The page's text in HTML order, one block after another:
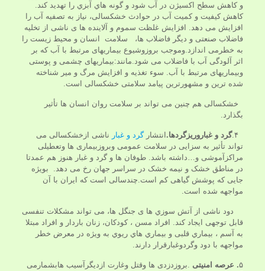
و کاهش سطح اکسیژن در آب شود و گونه هاي آبزي را تهدید کند.
کاهش کیفیت و کمیت آب در حوادث خشکسالی، نیاز به تصفیه آب را
افزایش می دهد. افزایش غلظت سموم و آلاینده ها ی ناشی از تخلیه
فاضلاب صنعتی و دیگر فاضلاب ها، سلامت انسان و محیط زیست را
به خطرمی اندازد.وموجب بروزوشیوع بیماریهای مرتبط با آب که بر
اثر آلودگی آب با فاضلاب می شود.مانند:بیماریهای چشمی و پوستی
وبیماریهای مرتبط با آب. سوء تغذیه و افزایش مرگ و میر شناخته
شده ترین و مشهورترین پیامد سلامتی خشکسالی است.
خشکسالی هم چنین می تواند بر سلامت روان انسان ها تأثیر
بگذارد.
گرد و غباروریزگردها. انتشارگرد و غبار ناشی ازخشکسالی می
تواند تأثیر به سزایی در سلامت عمومی وبروزبیماری ها وتعطیلی
مراکزآموشی و…داشته باشد. طوفان ها و گرد و غبار هنوز هم عمدتا
در مناطق خشک و نیمه خشک در سراسر جهان رخ می دهد. بویژه
جایی که پوشش گیاهی کم است.چندسالی است که ایران با آن
مواجهه شده است.
دود ناشی از آتش سوزي ها ی جنگل ها، می تواند مشکلات تنفسی
قابل توجهی ایجاد کند. افراد مسن ، کودکان، زنان باردار و افراد مبتلا
به آسم ، بیماري قلبی و بیماري هاي ریوي به ویژه در معرض خطر
مواجهه با دود وگردوغبارقرار دارند.
۵. عرصه امنیتی .بروزدزدی ها وقتل وغارت ازدیگرآسیب هابشمارمی